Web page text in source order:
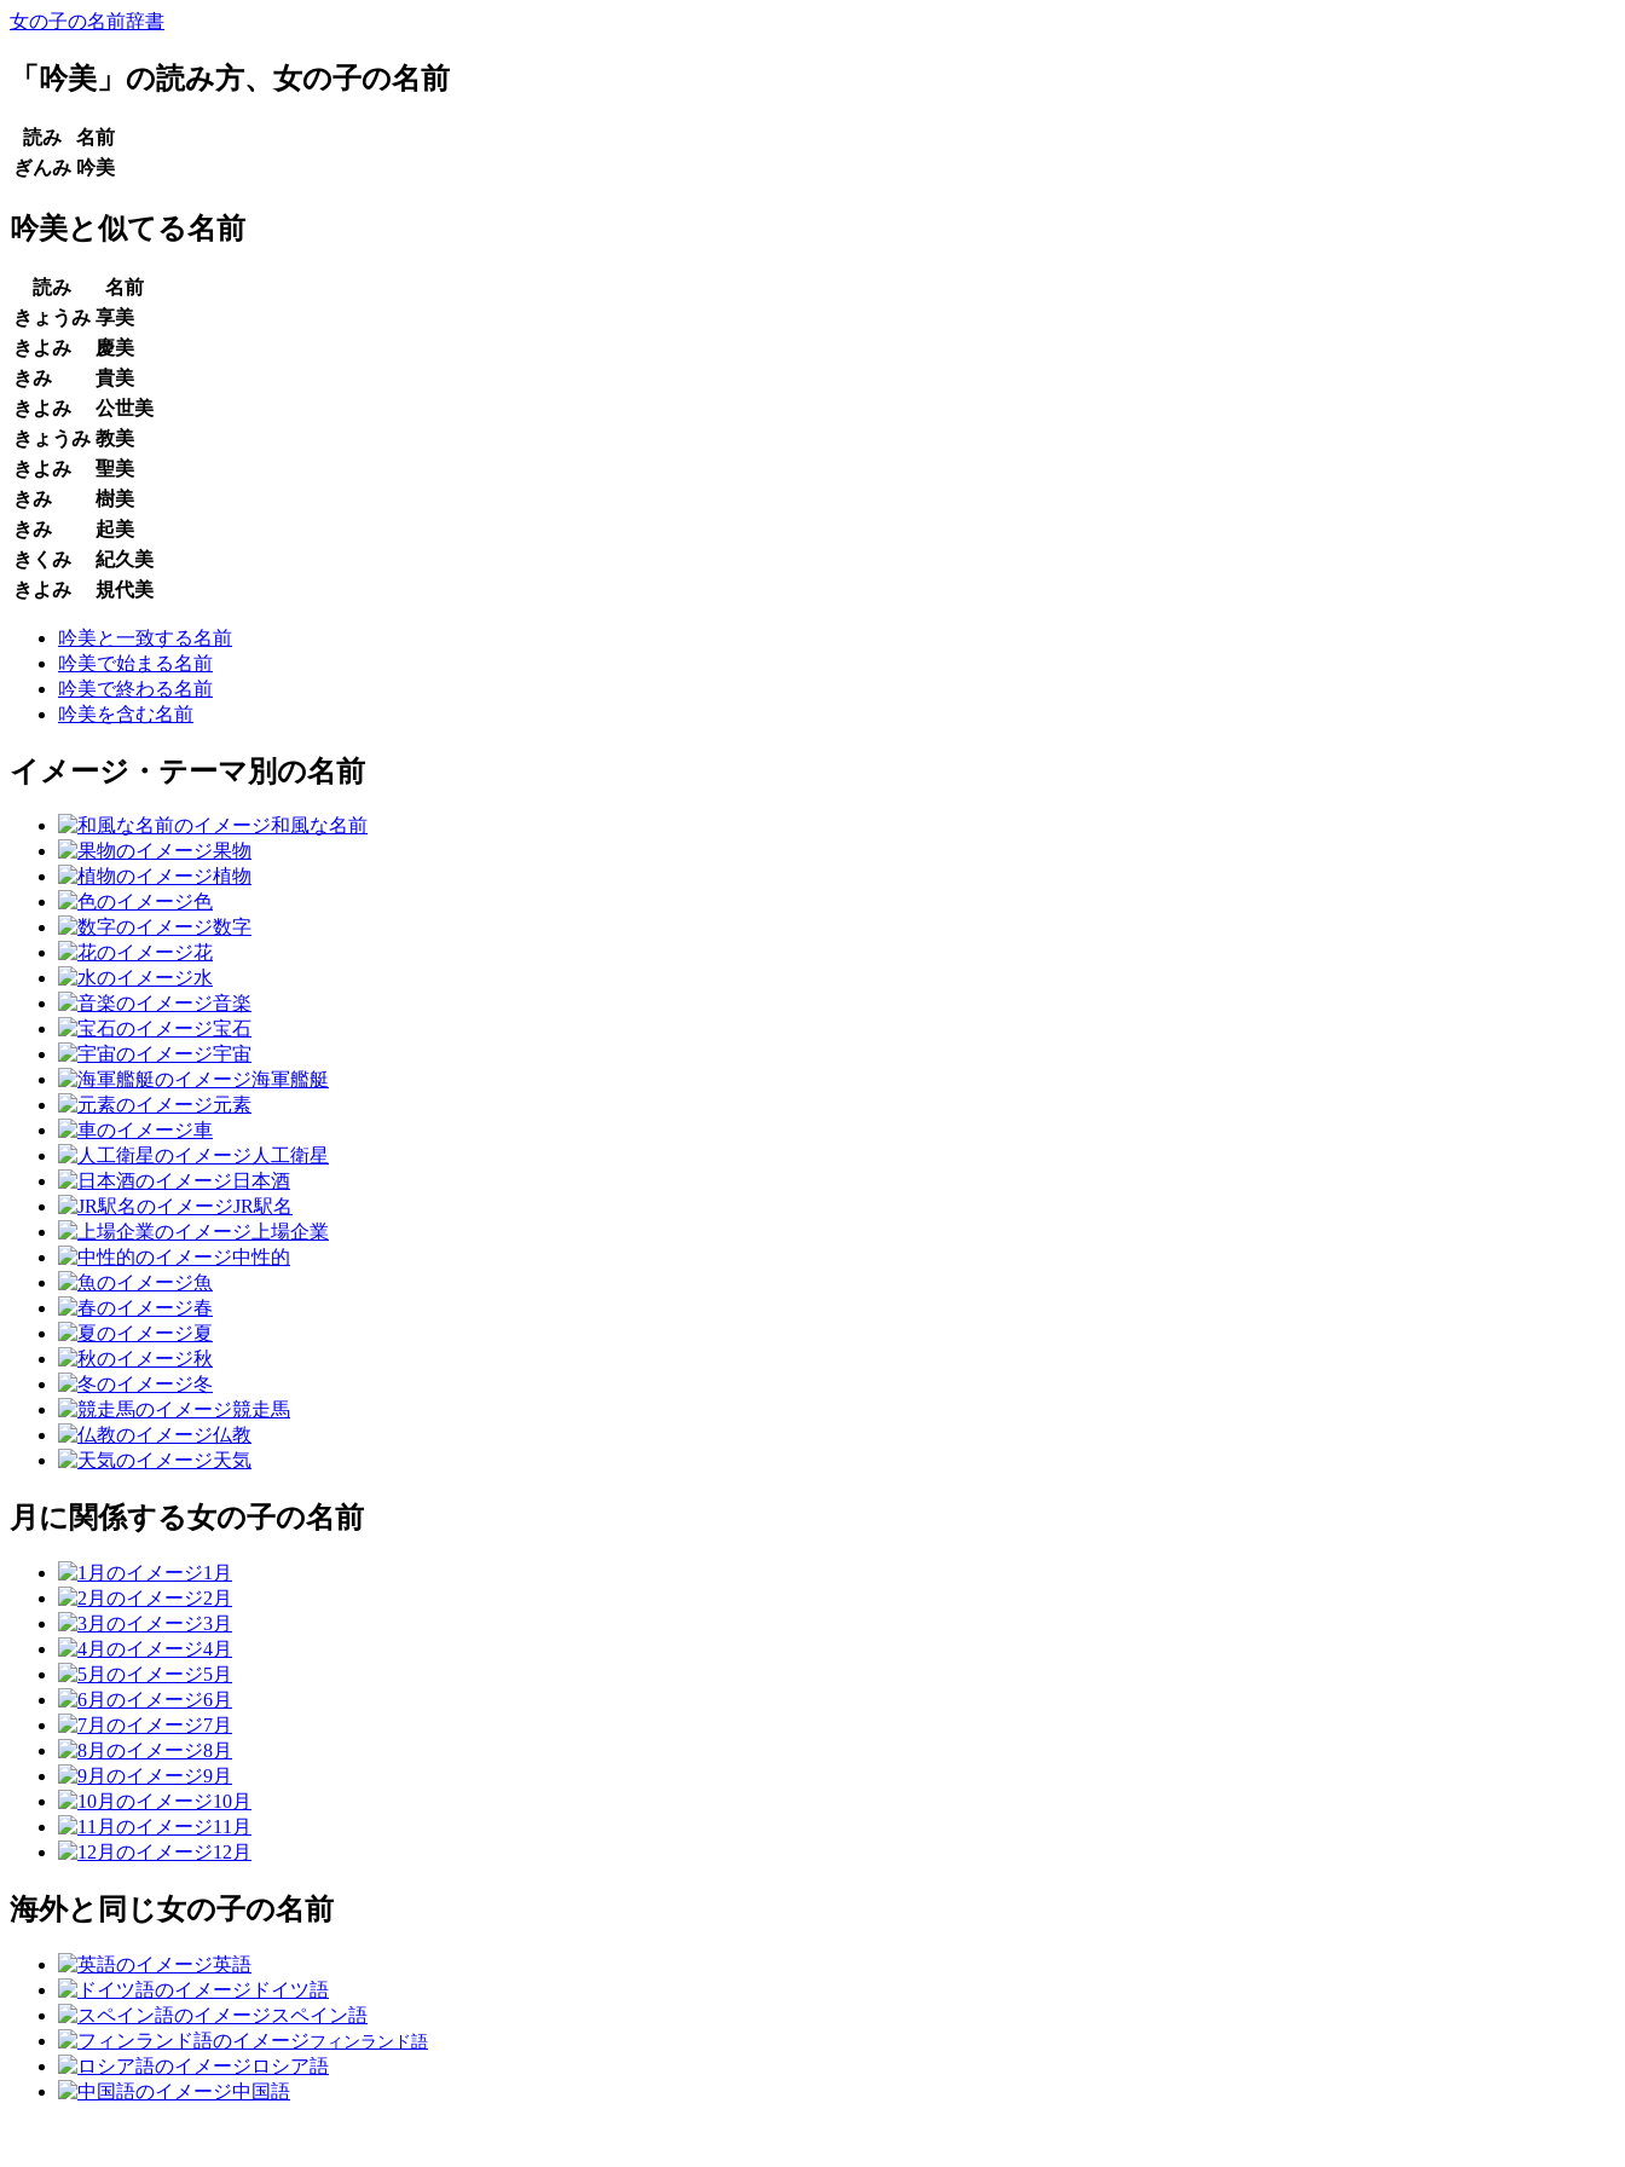
女の子の名前辞書
「 吟美 」の読み方、女の子の名前
読み
名前
ぎんみ 吟美
吟美と似てる名前
読み
名前
きょうみ 享美
きよみ
慶美
きみ
貴美
きよみ
公世美
きょうみ 教美
きよみ
聖美
きみ
樹美
きみ
起美
きくみ
紀久美
きよみ
規代美
吟美と一致する名前
吟美で始まる名前
吟美で終わる名前
吟美を含む名前
イメージ・テーマ別の名前
和風な名前
果物
植物
色
数字
花
水
音楽
宝石
宇宙
海軍艦艇
元素
車
人工衛星
日本酒
JR駅名
上場企業
中性的
魚
春
夏
秋
冬
競走馬
仏教
天気
月に関係する女の子の名前
1月
2月
3月
4月
5月
6月
7月
8月
9月
10月
11月
12月
海外と同じ女の子の名前
英語
ドイツ語
スペイン語
フィンランド語
ロシア語
中国語